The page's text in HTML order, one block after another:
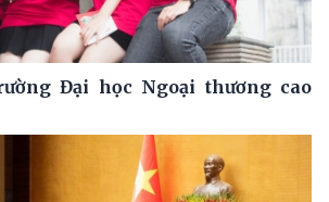
Đại học Ngoại thương cao